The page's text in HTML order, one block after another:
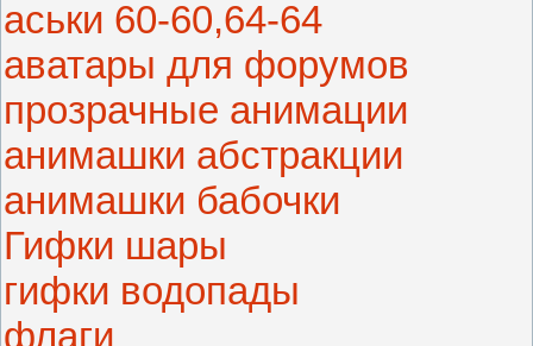
аськи 60-60,64-64
аватары для форумов
прозрачные анимации
анимашки абстракции
анимашки бабочки
Гифки шары
гифки водопады
флаги